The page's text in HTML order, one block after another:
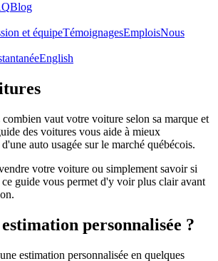
Blog
et équipeTémoignagesEmploisNous
English
vaut votre voiture selon sa marque et
des voitures vous aide à mieux
auto usagée sur le marché québécois.
votre voiture ou simplement savoir si
guide vous permet d'y voir plus clair avant
personnalisée ?
estimation personnalisée en quelques